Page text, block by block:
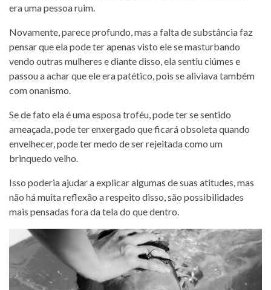
era uma pessoa ruim.
Novamente, parece profundo, mas a falta de substância faz
pensar que ela pode ter apenas visto ele se masturbando
vendo outras mulheres e diante disso, ela sentiu ciúmes e
passou a achar que ele era patético, pois se aliviava também
com onanismo.
Se de fato ela é uma esposa troféu, pode ter se sentido
ameaçada, pode ter enxergado que ficará obsoleta quando
envelhecer, pode ter medo de ser rejeitada como um
brinquedo velho.
Isso poderia ajudar a explicar algumas de suas atitudes, mas
não há muita reflexão a respeito disso, são possibilidades
mais pensadas fora da tela do que dentro.